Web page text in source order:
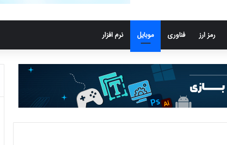
رمز ارز فناوری موبایل نرم افزار